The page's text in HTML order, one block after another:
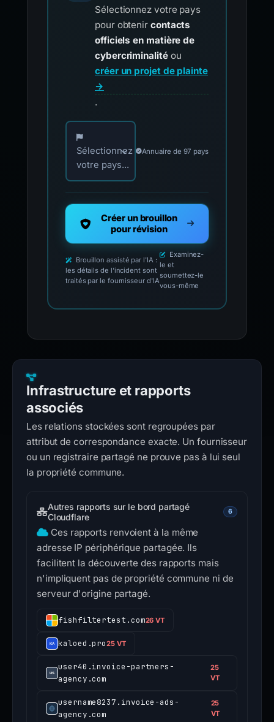
Sélectionnez votre pays
pour obtenir contacts
officiels en matière de
cybercriminalitéou
créer un projet de plainte
→
.
Choisissez votre pays pour les contacts
Sélectionnez
votre pays...
Annuaire de 97 pays
Créer un brouillon
pour révision
Brouillon assisté par l'IA :
les détails de l'incident sont
traités par le fournisseur d'IA
Examinez-
le et
soumettez-le
vous-même
Infrastructure et rapports
associés
Les relations stockées sont regroupées par
attribut de correspondance exacte. Un fournisseur
ou un registraire partagé ne prouve pas à lui seul
la propriété commune.
Autres rapports sur le bord partagé
Cloudflare
6
Ces rapports renvoient à la même
adresse IP périphérique partagée. Ils
facilitent la découverte des rapports mais
n'impliquent pas de propriété commune ni de
serveur d'origine partagé.
fishfiltertest.com26 VT
kaloed.pro25 VT
user40.invoice-partners-
agency.com
25
VT
username8237.invoice-ads-
agency.com
25
VT